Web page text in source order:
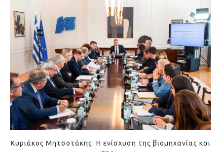
Κυριάκος Μητσοτάκης: Η ενίσχυση της βιομηχανίας και